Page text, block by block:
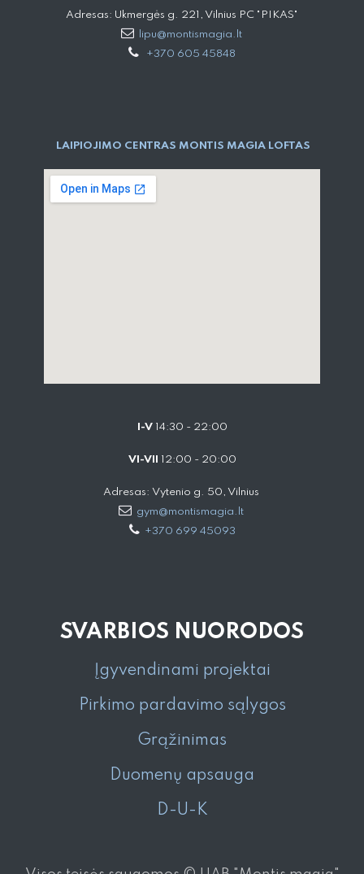
Adresas: Ukmergės g. 221, Vilnius PC "PIKAS"
lipu@montismagia.lt
+370 605 45848
LAIPIOJIMO CENTRAS MONTIS MAGIA LOFTAS
I-V14:30 - 22:00
VI-VII 12:00 - 20:00
Adresas: Vytenio g. 50, Vilnius
gym@montismagia.lt
+370 699 45093
SVARBIOS NUORODOS
Įgyvendinami projektai
Pirkimo pardavimo sąlygos
Grąžinimas
Duomenų apsauga
D-U-K